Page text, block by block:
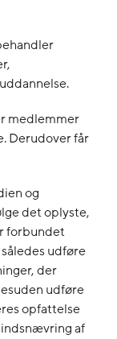
medlemmer
Derudover får
og
det oplyste,
forbundet
udføre
der
udføre
opfattelse
af